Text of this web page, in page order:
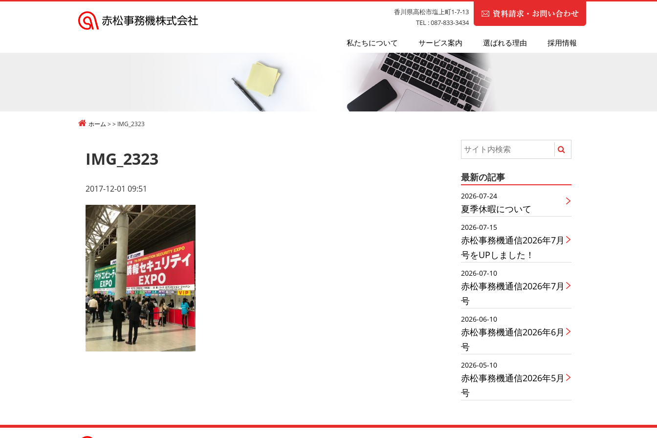
会
私たちについて サービス案内 選ばれる理由 採用情報
香川県高松市塩上町1-7-13
TEL : 087-833-3434
ホーム IMG_2323
IMG_2323
2017-12-01 09:51
最新の記事
2026-07-24
夏季休暇について
2026-07-15
赤松事務機通信2026年7月
号をUPしました！
2026-07-10
赤松事務機通信2026年7月
号
2026-06-10
赤松事務機通信2026年6月
号
2026-05-10
赤松事務機通信2026年5月
号